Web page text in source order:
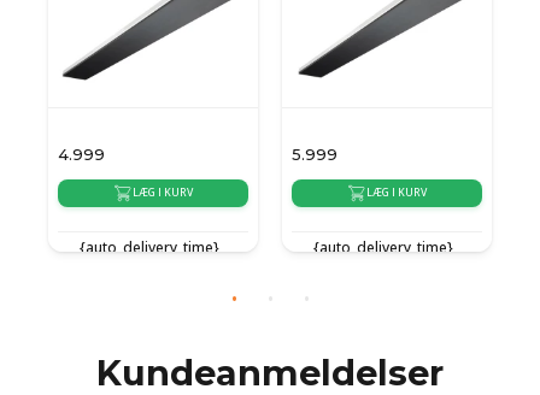
4.999
LÆG I KURV
{auto_delivery_time}
5.999
LÆG I KURV
{auto_delivery_time}
Kundeanmeldelser